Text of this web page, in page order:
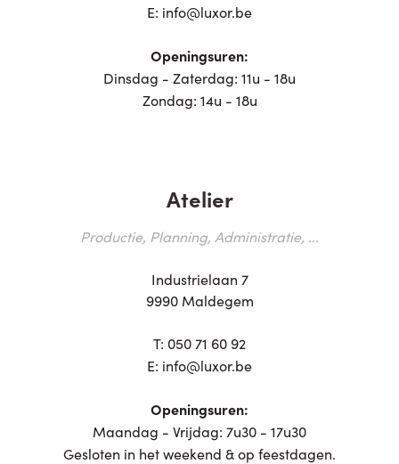
E: info@luxor.be
Openingsuren:
Dinsdag - Zaterdag: 11u - 18u
Zondag: 14u - 18u
Atelier
Productie, Planning, Administratie, ...
Industrielaan 7
9990 Maldegem
T: 050 71 60 92
E: info@luxor.be
Openingsuren:
Maandag - Vrijdag: 7u30 - 17u30
Gesloten in het weekend & op feestdagen.